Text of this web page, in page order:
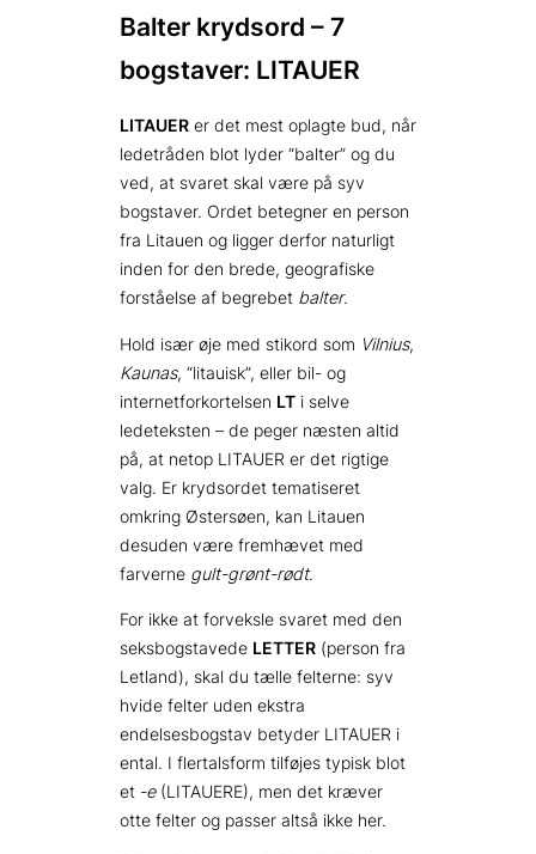
Balter krydsord – 7
bogstaver: LITAUER
LITAUER er det mest oplagte bud, når
ledetråden blot lyder “balter” og du
ved, at svaret skal være på syv
bogstaver. Ordet betegner en person
fra Litauen og ligger derfor naturligt
inden for den brede, geografiske
forståelse af begrebet balter.
Hold især øje med stikord som Vilnius,
Kaunas, “litauisk”, eller bil- og
internetforkortelsen LT i selve
ledeteksten – de peger næsten altid
på, at netop LITAUER er det rigtige
valg. Er krydsordet tematiseret
omkring Østersøen, kan Litauen
desuden være fremhævet med
farverne gult-grønt-rødt.
For ikke at forveksle svaret med den
seksbogstavede LETTER (person fra
Letland), skal du tælle felterne: syv
hvide felter uden ekstra
endelsesbogstav betyder LITAUER i
ental. I flertalsform tilføjes typisk blot
et ‑e(LITAUERE), men det kræver
otte felter og passer altså ikke her.